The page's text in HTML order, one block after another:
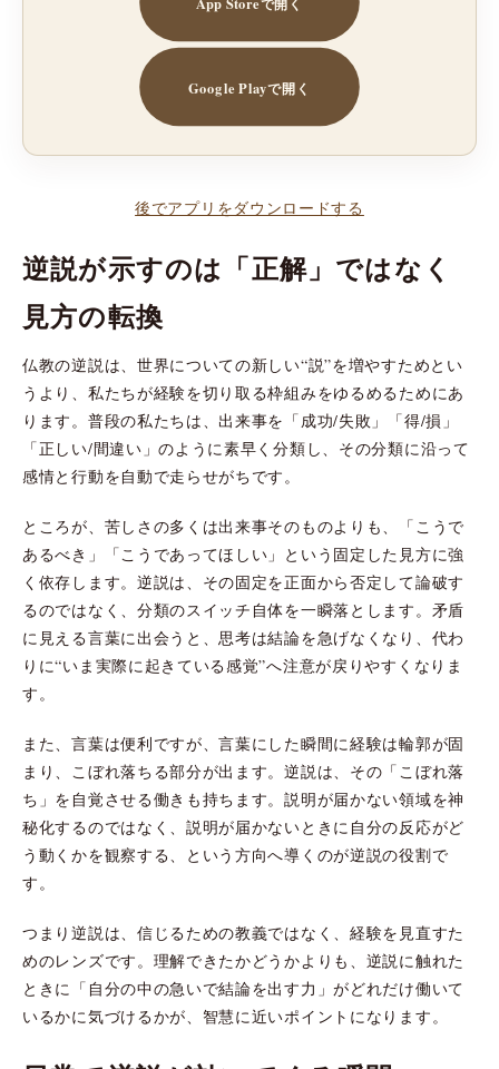
Google Playで開く
後でアプリをダウンロードする
逆説が示すのは「正解」ではなく
見方の転換
仏教の逆説は、世界についての新しい“説”を増やすためとい
うより、私たちが経験を切り取る枠組みをゆるめるためにあ
ります。普段の私たちは、出来事を「成功/失敗」「得/損」
「正しい/間違い」のように素早く分類し、その分類に沿って
感情と行動を自動で走らせがちです。
ところが、苦しさの多くは出来事そのものよりも、「こうで
あるべき」「こうであってほしい」という固定した見方に強
く依存します。逆説は、その固定を正面から否定して論破す
るのではなく、分類のスイッチ自体を一瞬落とします。矛盾
に見える言葉に出会うと、思考は結論を急げなくなり、代わ
りに“いま実際に起きている感覚”へ注意が戻りやすくなりま
す。
また、言葉は便利ですが、言葉にした瞬間に経験は輪郭が固
まり、こぼれ落ちる部分が出ます。逆説は、その「こぼれ落
ち」を自覚させる働きも持ちます。説明が届かない領域を神
秘化するのではなく、説明が届かないときに自分の反応がど
う動くかを観察する、という方向へ導くのが逆説の役割で
す。
つまり逆説は、信じるための教義ではなく、経験を見直すた
めのレンズです。理解できたかどうかよりも、逆説に触れた
ときに「自分の中の急いで結論を出す力」がどれだけ働いて
いるかに気づけるかが、智慧に近いポイントになります。